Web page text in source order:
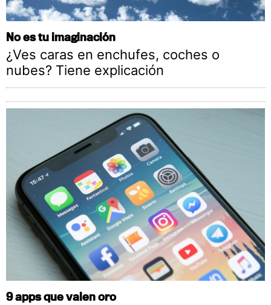
No es tu imaginación
¿Ves caras en enchufes, coches o
nubes? Tiene explicación
9 apps que valen oro